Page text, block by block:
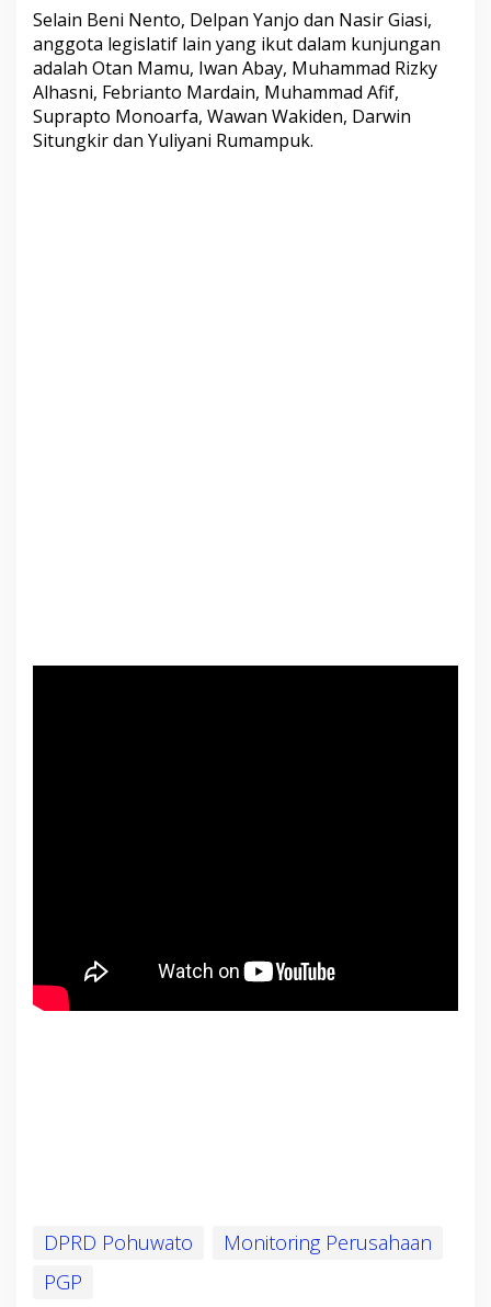
Selain Beni Nento, Delpan Yanjo dan Nasir Giasi,
anggota legislatif lain yang ikut dalam kunjungan
adalah Otan Mamu, Iwan Abay, Muhammad Rizky
Alhasni, Febrianto Mardain, Muhammad Afif,
Suprapto Monoarfa, Wawan Wakiden, Darwin
Situngkir dan Yuliyani Rumampuk.
DPRD Pohuwato
Monitoring Perusahaan
PGP